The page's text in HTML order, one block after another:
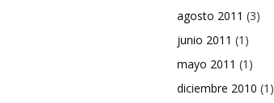
agosto 2011 (3)
junio 2011 (1)
mayo 2011 (1)
diciembre 2010 (1)